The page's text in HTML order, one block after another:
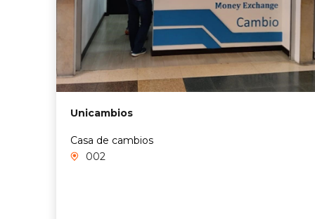
Unicambios
Casa de cambios
002